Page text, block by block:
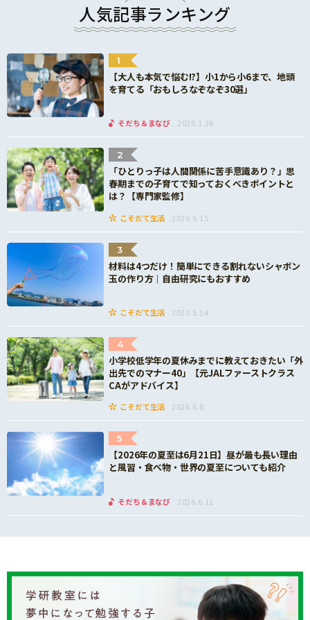
人気記事ランキング
1
【大人も本気で悩む!?】小1から小6まで、地頭
を育てる「おもしろなぞなぞ30選」
そだち＆まなび 2026.1.26
2
「ひとりっ子は人間関係に苦手意識あり？」思
春期までの子育てで知っておくべきポイントと
は？【専門家監修】
こそだて生活 2026.6.15
3
材料は4つだけ！簡単にできる割れないシャボン
玉の作り方｜自由研究にもおすすめ
こそだて生活 2023.5.14
4
小学校低学年の夏休みまでに教えておきたい「外
出先でのマナー40」【元JALファーストクラス
CAがアドバイス】
こそだて生活 2026.6.8
5
【2026年の夏至は6月21日】昼が最も長い理由
と風習・食べ物・世界の夏至についても紹介
そだち＆まなび 2026.6.11